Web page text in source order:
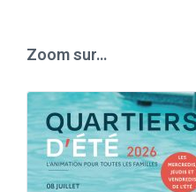
Zoom sur…